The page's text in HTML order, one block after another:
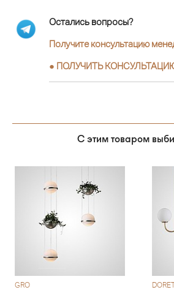
Остались вопросы?
Получите консультацию
● ПОЛУЧИТЬ
С этим товаром
GRO